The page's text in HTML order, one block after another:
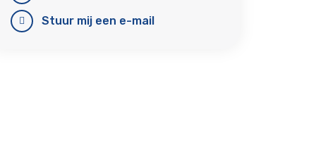
Stuur mij een e-mail